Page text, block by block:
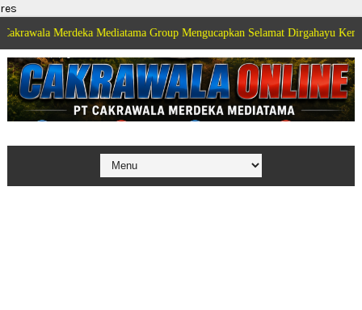
res
Mediatama Group Mengucapkan Selamat Dirgahayu Kemerdekaan